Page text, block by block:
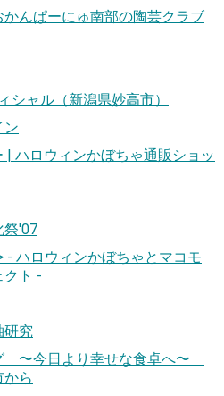
んぱーにゅ南部の陶芸クラブ
シャル（新潟県妙高市）
ン
| ハロウィンかぼちゃ通販ショッ
祭'07
- ハロウィンかぼちゃとマコモ
クト -
研究
〜今日より幸せな食卓へ〜
から